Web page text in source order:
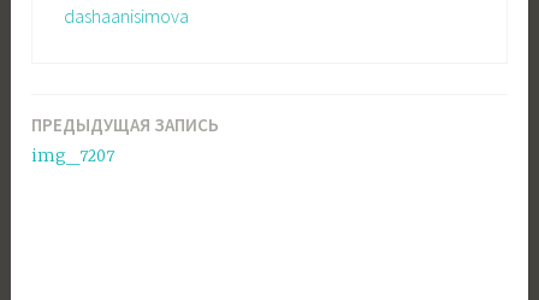
dashaanisimova
Навигация
по
ПРЕДЫДУЩАЯ ЗАПИСЬ
img_7207